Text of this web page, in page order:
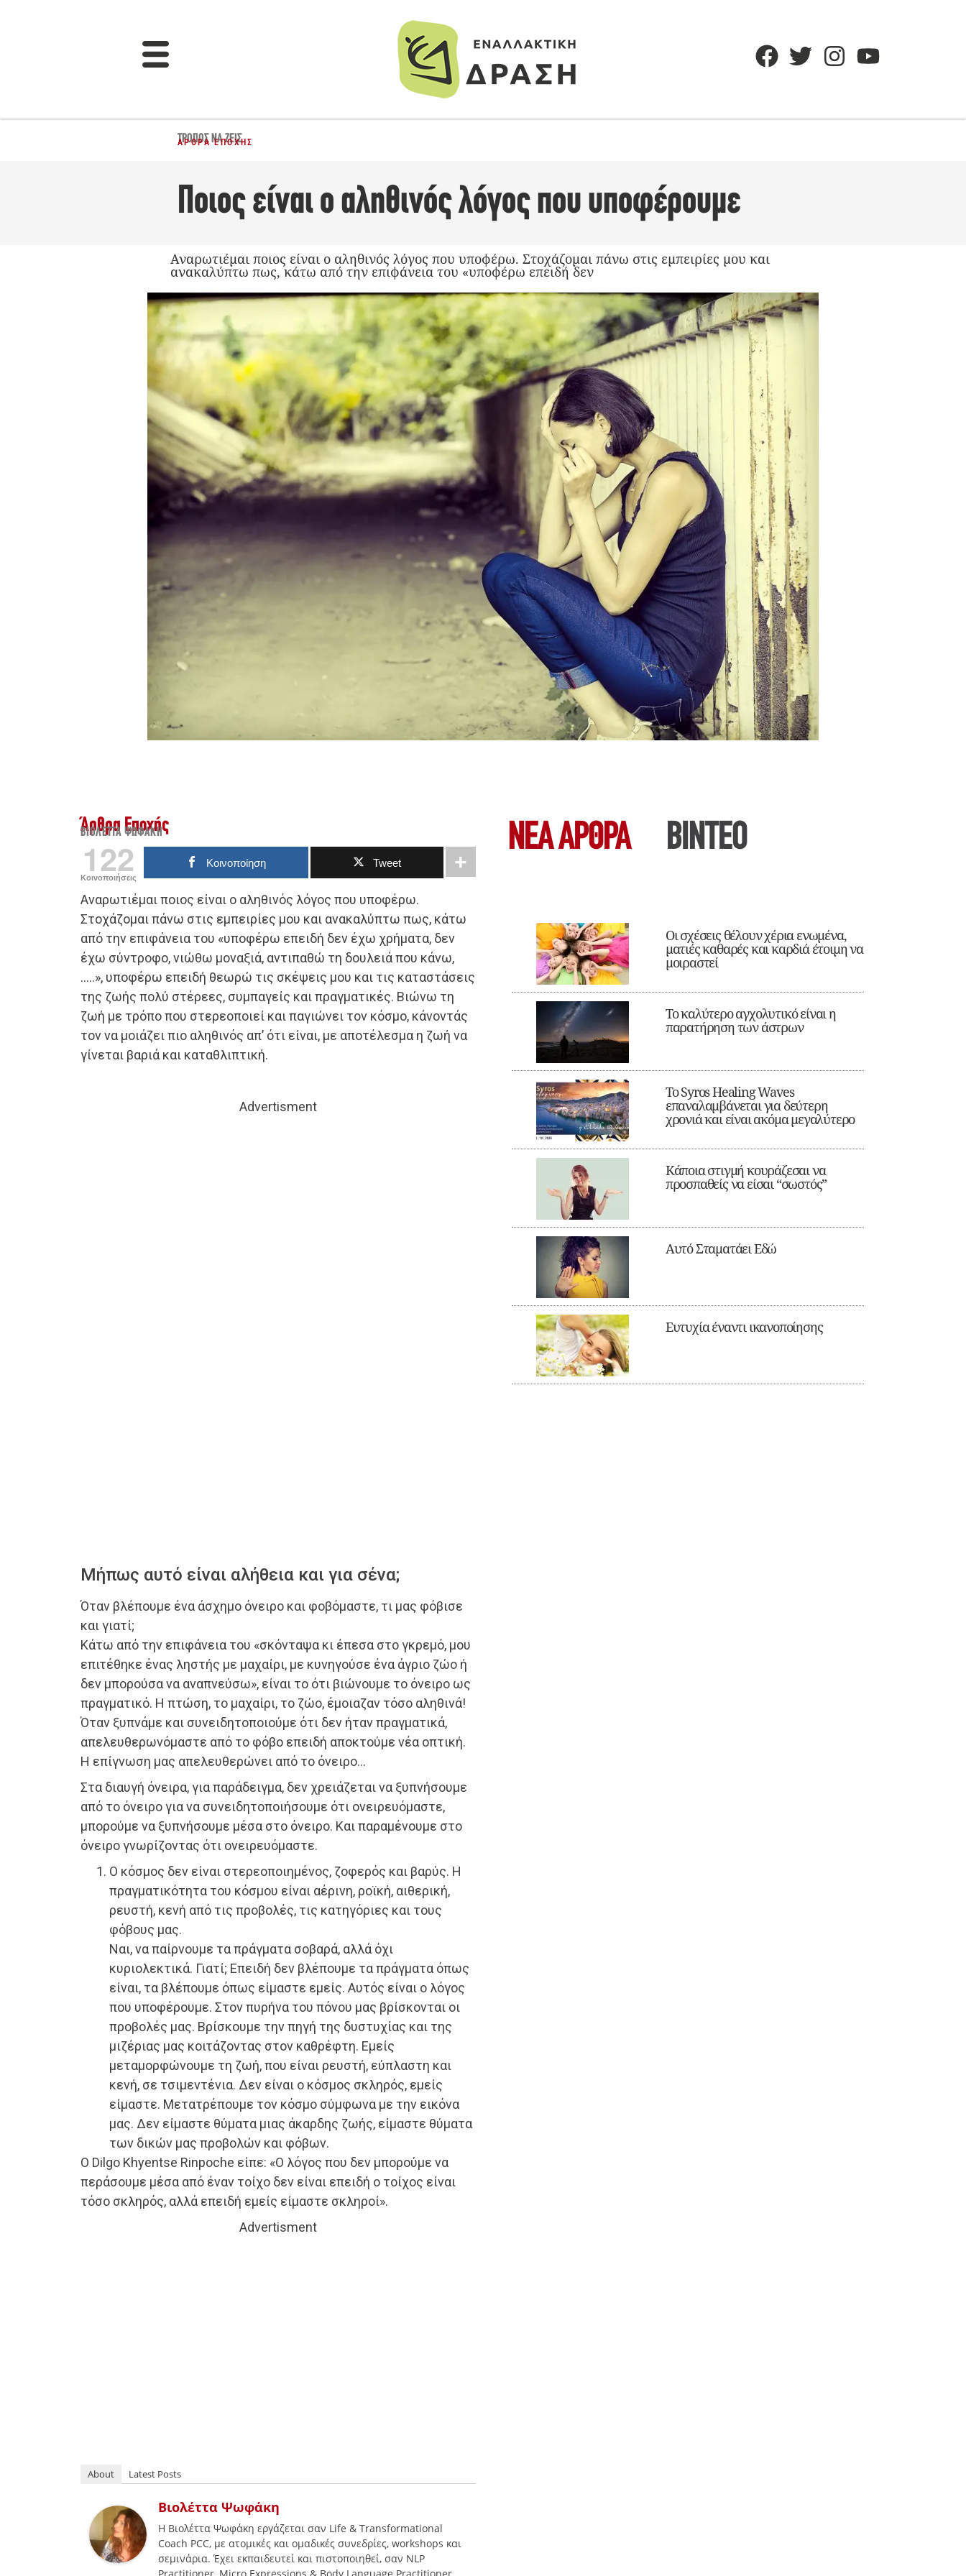
ΤΡΌΠΟΣ ΝΑ ΖΕΙΣ
ΆΡΘΡΑ ΕΠΟΧΉΣ
Ποιος είναι ο αληθινός λόγος που υποφέρουμε
Αναρωτιέμαι ποιος είναι ο αληθινός λόγος που υποφέρω. Στοχάζομαι πάνω στις εμπειρίες μου και
ανακαλύπτω πως, κάτω από την επιφάνεια του «υποφέρω επειδή δεν
Άρθρα Εποχής
ΒΙΟΛΈΤΤΑ ΨΩΦΆΚΗ
122
Κοινοποιήσεις
Κοινοποίηση Tweet
Αναρωτιέμαι ποιος είναι ο αληθινός λόγος που υποφέρω.
Στοχάζομαι πάνω στις εμπειρίες μου και ανακαλύπτω πως, κάτω
από την επιφάνεια του «υποφέρω επειδή δεν έχω χρήματα, δεν
έχω σύντροφο, νιώθω μοναξιά, αντιπαθώ τη δουλειά που κάνω,
…..», υποφέρω επειδή θεωρώ τις σκέψεις μου και τις καταστάσεις
της ζωής πολύ στέρεες, συμπαγείς και πραγματικές. Βιώνω τη
ζωή με τρόπο που στερεοποιεί και παγιώνει τον κόσμο, κάνοντάς
τον να μοιάζει πιο αληθινός απ’ ότι είναι, με αποτέλεσμα η ζωή να
γίνεται βαριά και καταθλιπτική.
Advertisment
Μήπως αυτό είναι αλήθεια και για σένα;
Όταν βλέπουμε ένα άσχημο όνειρο και φοβόμαστε, τι μας φόβισε
και γιατί;
Κάτω από την επιφάνεια του «σκόνταψα κι έπεσα στο γκρεμό, μου
επιτέθηκε ένας ληστής με μαχαίρι, με κυνηγούσε ένα άγριο ζώο ή
δεν μπορούσα να αναπνεύσω», είναι το ότι βιώνουμε το όνειρο ως
πραγματικό. Η πτώση, το μαχαίρι, το ζώο, έμοιαζαν τόσο αληθινά!
Όταν ξυπνάμε και συνειδητοποιούμε ότι δεν ήταν πραγματικά,
απελευθερωνόμαστε από το φόβο επειδή αποκτούμε νέα οπτική.
Η επίγνωση μας απελευθερώνει από το όνειρο…
Στα διαυγή όνειρα, για παράδειγμα, δεν χρειάζεται να ξυπνήσουμε
από το όνειρο για να συνειδητοποιήσουμε ότι ονειρευόμαστε,
μπορούμε να ξυπνήσουμε μέσα στο όνειρο. Και παραμένουμε στο
όνειρο γνωρίζοντας ότι ονειρευόμαστε.
Ο κόσμος δεν είναι στερεοποιημένος, ζοφερός και βαρύς. Η
πραγματικότητα του κόσμου είναι αέρινη, ροϊκή, αιθερική,
ρευστή, κενή από τις προβολές, τις κατηγόριες και τους
φόβους μας.
Ναι, να παίρνουμε τα πράγματα σοβαρά, αλλά όχι
κυριολεκτικά. Γιατί; Επειδή δεν βλέπουμε τα πράγματα όπως
είναι, τα βλέπουμε όπως είμαστε εμείς. Αυτός είναι ο λόγος
που υποφέρουμε. Στον πυρήνα του πόνου μας βρίσκονται οι
προβολές μας. Βρίσκουμε την πηγή της δυστυχίας και της
μιζέριας μας κοιτάζοντας στον καθρέφτη. Εμείς
μεταμορφώνουμε τη ζωή, που είναι ρευστή, εύπλαστη και
κενή, σε τσιμεντένια. Δεν είναι ο κόσμος σκληρός, εμείς
είμαστε. Μετατρέπουμε τον κόσμο σύμφωνα με την εικόνα
μας. Δεν είμαστε θύματα μιας άκαρδης ζωής, είμαστε θύματα
των δικών μας προβολών και φόβων.
Ο Dilgo Khyentse Rinpoche είπε: «Ο λόγος που δεν μπορούμε να
περάσουμε μέσα από έναν τοίχο δεν είναι επειδή ο τοίχος είναι
τόσο σκληρός, αλλά επειδή εμείς είμαστε σκληροί».
Advertisment
About Latest Posts
Βιολέττα Ψωφάκη
Η Βιολέττα Ψωφάκη εργάζεται σαν Life & Transformational
Coach PCC, με ατομικές και ομαδικές συνεδρίες, workshops και
σεμινάρια. Έχει εκπαιδευτεί και πιστοποιηθεί, σαν NLP
ΝΕΑ ΆΡΘΡΑ ΒΙΝΤΕΟ
Οι σχέσεις θέλουν χέρια ενωμένα,
ματιές καθαρές και καρδιά έτοιμη να
μοιραστεί
Το καλύτερο αγχολυτικό είναι η
παρατήρηση των άστρων
Το Syros Healing Waves
επαναλαμβάνεται για δεύτερη
χρονιά και είναι ακόμα μεγαλύτερο
Κάποια στιγμή κουράζεσαι να
προσπαθείς να είσαι “σωστός”
Αυτό Σταματάει Εδώ
Ευτυχία έναντι ικανοποίησης